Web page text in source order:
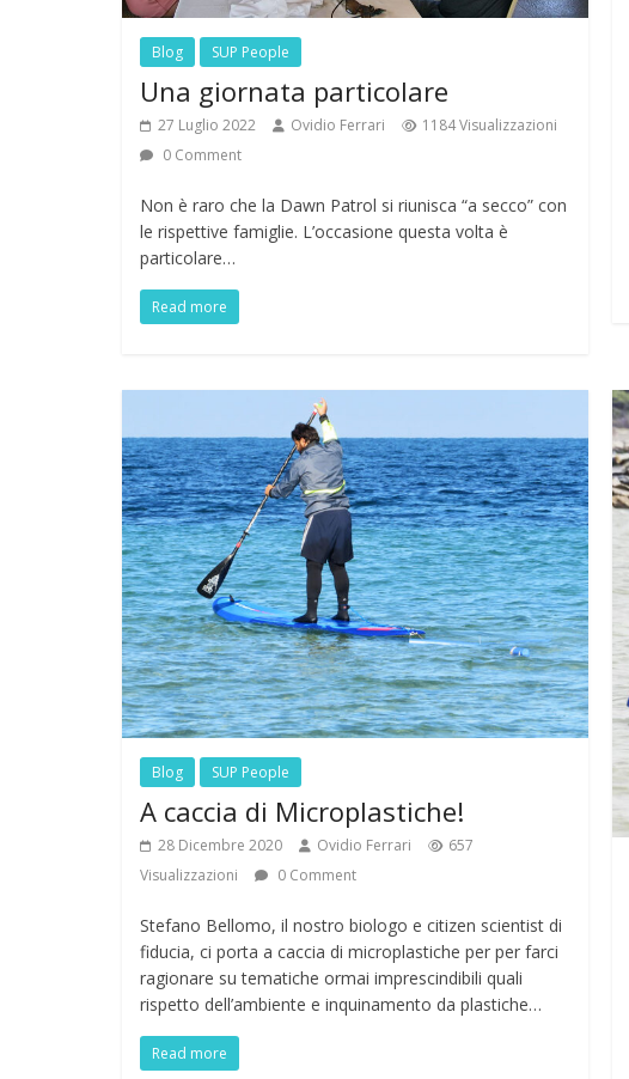
Blog SUP People
Una giornata particolare
27 Luglio 2022 Ovidio Ferrari
1184 Visualizzazioni
0 Comment
Non è raro che la Dawn Patrol si riunisca “a secco” con
le rispettive famiglie. L’occasione questa volta è
particolare…
Read more
Blog SUP People
A caccia di Microplastiche!
28 Dicembre 2020 Ovidio Ferrari
657
Visualizzazioni
0 Comment
Stefano Bellomo, il nostro biologo e citizen scientist di
fiducia, ci porta a caccia di microplastiche per per farci
ragionare su tematiche ormai imprescindibili quali
rispetto dell’ambiente e inquinamento da plastiche…
Read more